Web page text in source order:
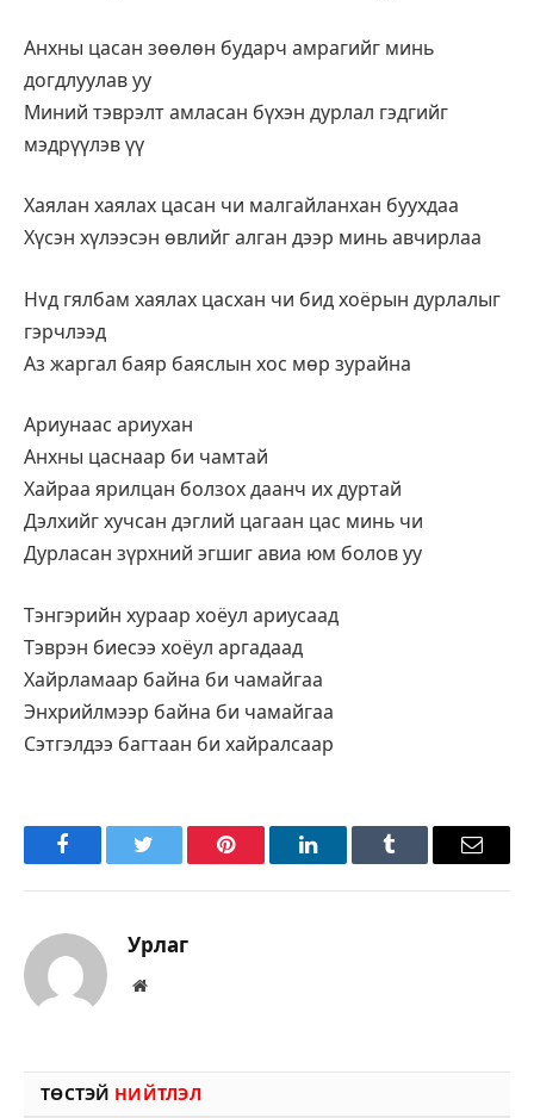
Анхны цасан зөөлөн бударч амрагийг минь
догдлуулав уу
Миний тэврэлт амласан бүхэн дурлал гэдгийг
мэдрүүлэв үү
Хаялан хаялах цасан чи малгайланхан буухдаа
Хүсэн хүлээсэн өвлийг алган дээр минь авчирлаа
Нvд гялбам хаялах цасхан чи бид хоёрын дурлалыг
гэрчлээд
Аз жаргал баяр баяслын хос мөр зурайна
Ариунаас ариухан
Анхны цаснаар би чамтай
Хайраа ярилцан болзох даанч их дуртай
Дэлхийг хучсан дэглий цагаан цас минь чи
Дурласан зүрхний эгшиг авиа юм болов уу
Тэнгэрийн хураар хоёул ариусаад
Тэврэн биесээ хоёул аргадаад
Хайрламаар байна би чамайгаа
Энхрийлмээр байна би чамайгаа
Сэтгэлдээ багтаан би хайралсаар
FacebookTwitter Pinterest LinkedInTumblr Имэйл
Урлаг
Вэбсайт
ТӨСТЭЙ НИЙТЛЭЛ